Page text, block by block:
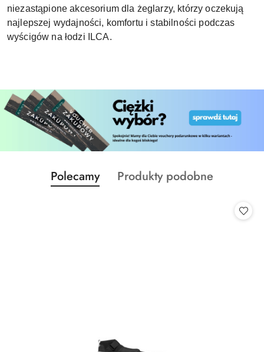
niezastąpione akcesorium dla żeglarzy, którzy oczekują
najlepszej wydajności, komfortu i stabilności podczas
wyścigów na łodzi ILCA.
Pomiń karuzelę produktów
Produkty
o
Polecamy
Produkty
Produkty podobne